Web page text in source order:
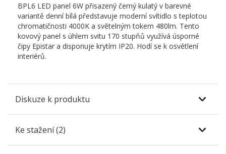
BPL6 LED panel 6W přisazený černý kulatý v barevné
variantě denní bílá představuje moderní svítidlo s teplotou
chromatičnosti 4000K a světelným tokem 480lm. Tento
kovový panel s úhlem svitu 170 stupňů využívá úsporné
čipy Epistar a disponuje krytím IP20. Hodí se k osvětlení
interiérů.
Diskuze k produktu
Ke stažení (2)